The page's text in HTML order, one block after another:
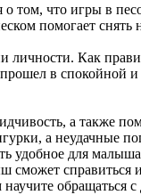
том, что игры в
помогает снять
Как
в спокойной
а также
а неудачные
удобное для
сможет справиться
обращаться